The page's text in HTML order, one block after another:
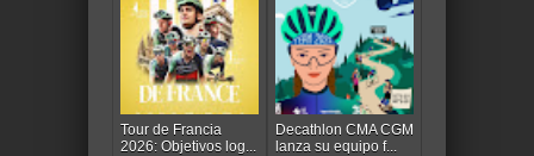
Tour de Francia
2026: Objetivos log...
Decathlon CMA CGM
lanza su equipo f...